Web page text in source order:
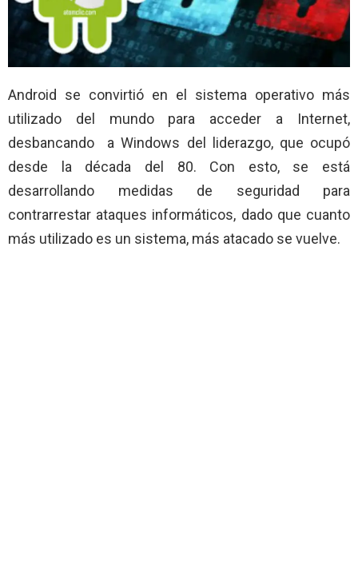
Android se convirtió en el sistema operativo más
utilizado del mundo para acceder a Internet,
desbancando a Windows del liderazgo, que ocupó
desde la década del 80. Con esto, se está
desarrollando medidas de seguridad para
contrarrestar ataques informáticos, dado que cuanto
más utilizado es un sistema, más atacado se vuelve.